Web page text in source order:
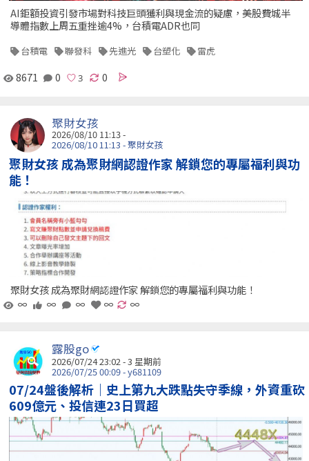
AI鉅額投資引發市場對科技巨頭獲利與現金流的疑慮，美股費城半
導體指數上周五重挫逾4%，台積電ADR也同
台積電 聯發科 先進光 台塑化 雷虎
8671 0 0
聚財女孩
2026/08/10 11:13 -
2026/08/10 11:13 - 聚財女孩
聚財女孩 成為聚財網認證作家 解鎖您的專屬福利與功
能！
聚財女孩 成為聚財網認證作家 解鎖您的專屬福利與功能！
∞
∞ ∞ ∞ ∞
露股go
2026/07/24 23:02 - 3 星期前
2026/07/25 00:09 - y681109
07/24盤後解析｜史上第九大跌點失守季線，外資重砍
609億元、投信連23日買超